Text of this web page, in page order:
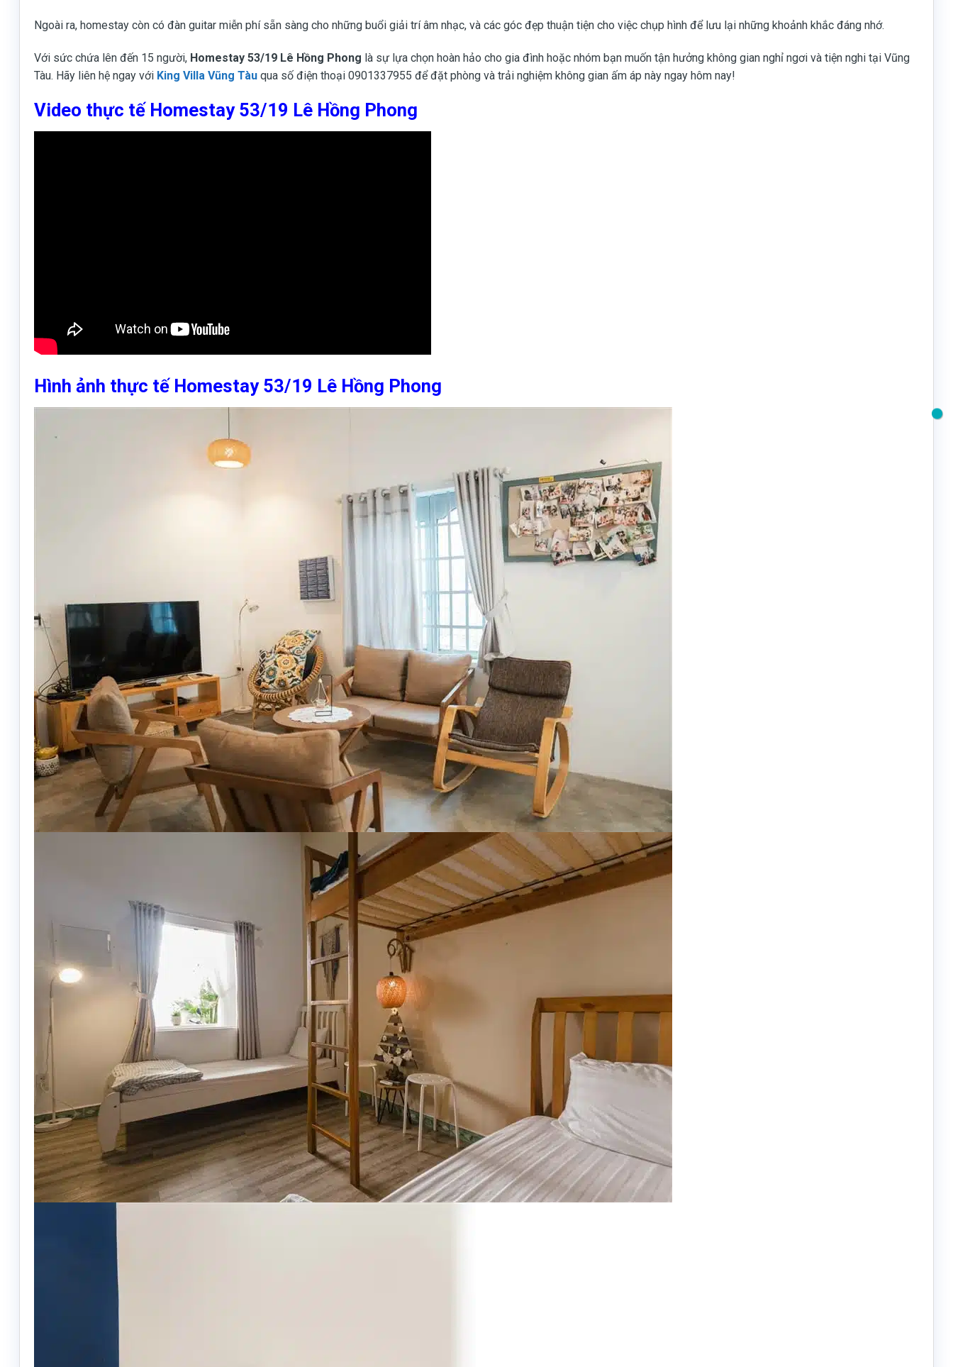
Ngoài ra, homestay còn có đàn guitar miễn phí sẵn sàng cho những buổi giải trí âm nhạc, và các góc đẹp thuận tiện cho việc chụp hình để lưu lại những khoảnh khắc đáng nhớ.
Với sức chứa lên đến 15 người, Homestay 53/19 Lê Hồng Phong là sự lựa chọn hoàn hảo cho gia đình hoặc nhóm bạn muốn tận hưởng không gian nghỉ ngơi và tiện nghi tại Vũng
Tàu. Hãy liên hệ ngay với King Villa Vũng Tàu qua số điện thoại 0901337955 để đặt phòng và trải nghiệm không gian ấm áp này ngay hôm nay!
Video thực tế Homestay 53/19 Lê Hồng Phong
Hình ảnh thực tế Homestay 53/19 Lê Hồng Phong